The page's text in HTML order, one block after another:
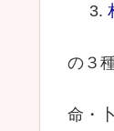
の３
命・